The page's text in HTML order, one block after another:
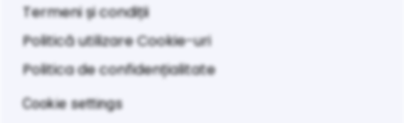
Termeni și condiții
Politică utilizare Cookie-uri
Politica de confidențialitate
Cookie settings